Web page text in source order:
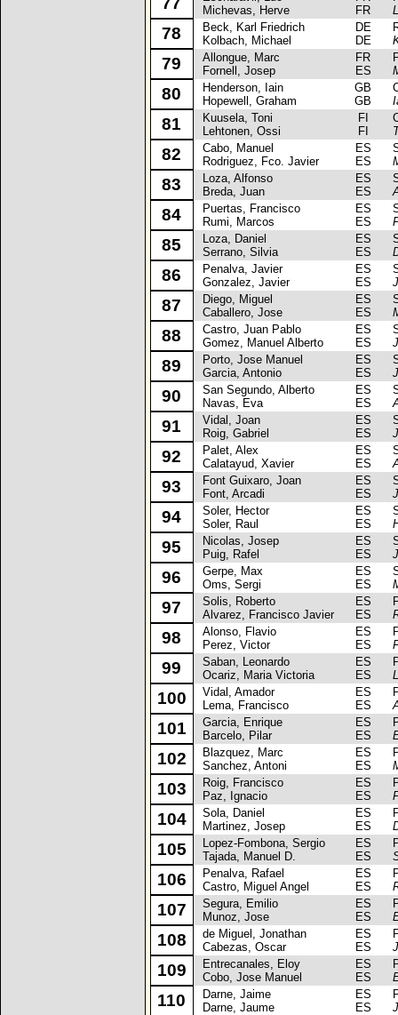
Michevas, Herve
FR
78
Beck, Karl Friedrich
Kolbach, Michael
DE
DE
79
Allongue, Marc
Fornell, Josep
FR
ES
80
Henderson, Iain
Hopewell, Graham
GB
GB
81
Kuusela, Toni
Lehtonen, Ossi
FI
FI
82
Cabo, Manuel
Rodriguez, Fco. Javier
ES
ES
83
Loza, Alfonso
Breda, Juan
ES
ES
84
Puertas, Francisco
Rumi, Marcos
ES
ES
85
Loza, Daniel
Serrano, Silvia
ES
ES
86
Penalva, Javier
Gonzalez, Javier
ES
ES
87
Diego, Miguel
Caballero, Jose
ES
ES
88
Castro, Juan Pablo
Gomez, Manuel Alberto
ES
ES
89
Porto, Jose Manuel
Garcia, Antonio
ES
ES
90
San Segundo, Alberto
Navas, Eva
ES
ES
91
Vidal, Joan
Roig, Gabriel
ES
ES
92
Palet, Alex
Calatayud, Xavier
ES
ES
93
Font Guixaro, Joan
Font, Arcadi
ES
ES
94
Soler, Hector
Soler, Raul
ES
ES
95
Nicolas, Josep
Puig, Rafel
ES
ES
96
Gerpe, Max
Oms, Sergi
ES
ES
97
Solis, Roberto
Alvarez, Francisco Javier
ES
ES
98
Alonso, Flavio
Perez, Victor
ES
ES
99
Saban, Leonardo
Ocariz, Maria Victoria
ES
ES
100
Vidal, Amador
Lema, Francisco
ES
ES
101
Garcia, Enrique
Barcelo, Pilar
ES
ES
102
Blazquez, Marc
Sanchez, Antoni
ES
ES
103
Roig, Francisco
Paz, Ignacio
ES
ES
104
Sola, Daniel
Martinez, Josep
ES
ES
105
Lopez-Fombona, Sergio
Tajada, Manuel D.
ES
ES
106
Penalva, Rafael
Castro, Miguel Angel
ES
ES
107
Segura, Emilio
Munoz, Jose
ES
ES
108
de Miguel, Jonathan
Cabezas, Oscar
ES
ES
109
Entrecanales, Eloy
Cobo, Jose Manuel
ES
ES
110
Darne, Jaime
Darne, Jaume
ES
ES